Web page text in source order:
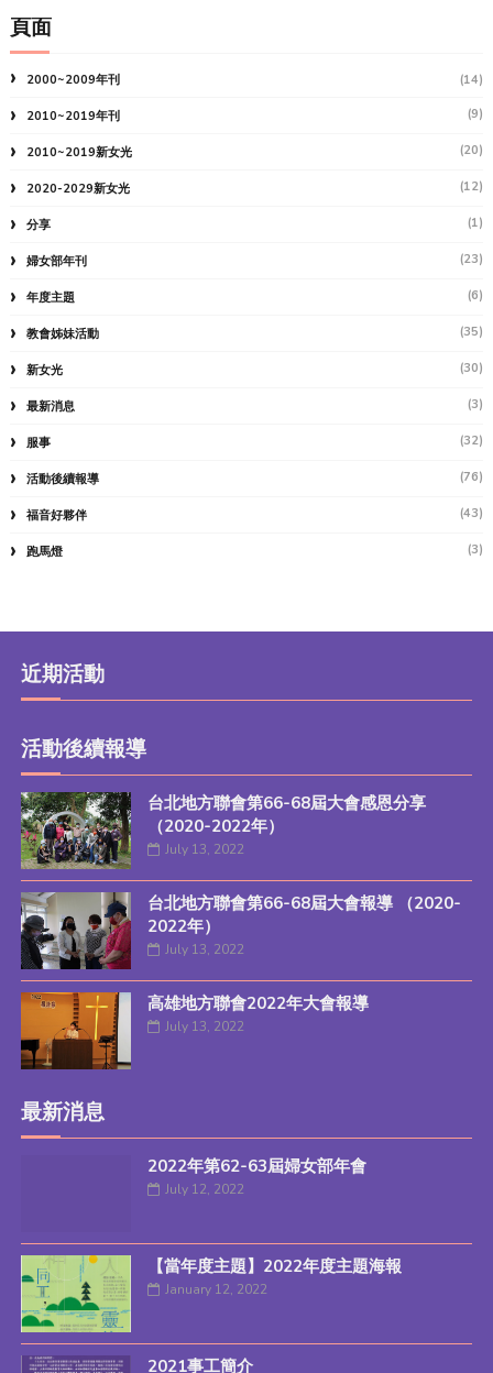
頁面
2000~2009年刊 (14)
2010~2019年刊 (9)
2010~2019新女光 (20)
2020-2029新女光 (12)
分享 (1)
婦女部年刊 (23)
年度主題 (6)
教會姊妹活動 (35)
新女光 (30)
最新消息 (3)
服事 (32)
活動後續報導 (76)
福音好夥伴 (43)
跑馬燈 (3)
近期活動
活動後續報導
台北地方聯會第66-68屆大會感恩分享
（2020-2022年）
July 13, 2022
台北地方聯會第66-68屆大會報導 （2020-
2022年）
July 13, 2022
高雄地方聯會2022年大會報導
July 13, 2022
最新消息
2022年第62-63屆婦女部年會
July 12, 2022
【當年度主題】2022年度主題海報
January 12, 2022
2021事工簡介